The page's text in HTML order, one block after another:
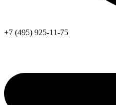
+7 (495) 925-11-75